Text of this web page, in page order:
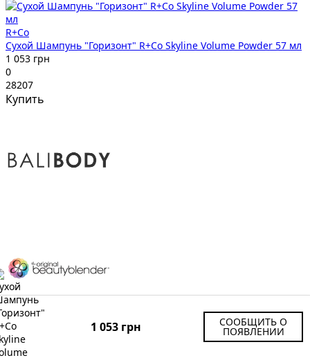
1 053 грн СООБЩИТЬ О
ПОЯВЛЕНИИ
R+Co
Сухой Шампунь "Горизонт" R+Co Skyline Volume Powder 57 мл
1 053 грн
0
28207
Купить